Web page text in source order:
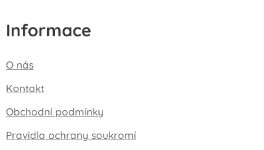
Informace
O nás
Kontakt
Obchodní podmínky
Pravidla ochrany soukromí